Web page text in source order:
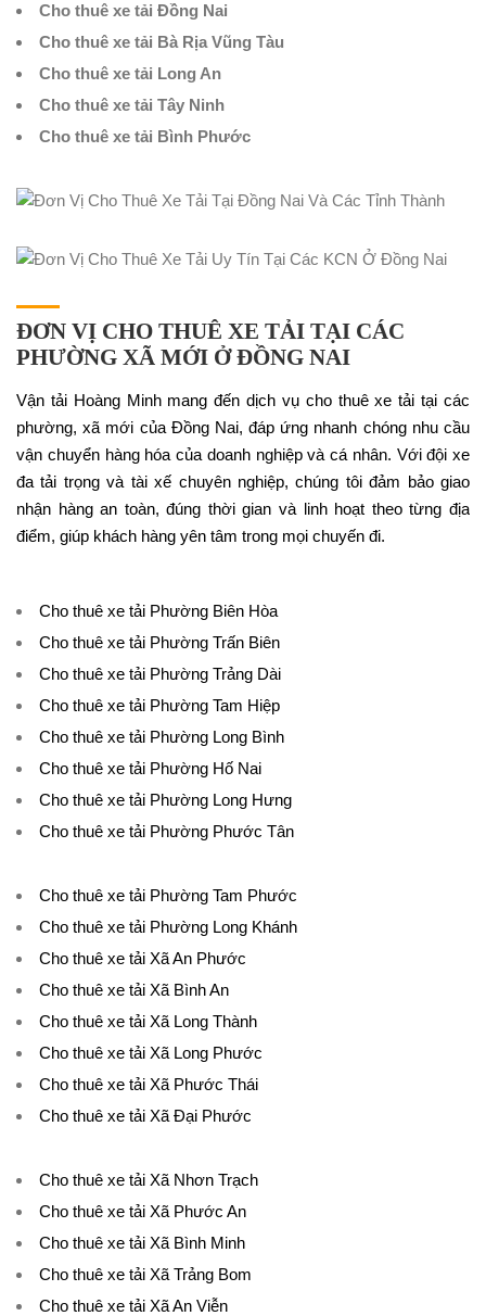
Cho thuê xe tải Đồng Nai
Cho thuê xe tải Bà Rịa Vũng Tàu
Cho thuê xe tải Long An
Cho thuê xe tải Tây Ninh
Cho thuê xe tải Bình Phước
ĐƠN VỊ CHO THUÊ XE TẢI TẠI CÁC
PHƯỜNG XÃ MỚI Ở ĐỒNG NAI
Vận tải Hoàng Minh mang đến dịch vụ cho thuê xe tải tại các
phường, xã mới của Đồng Nai, đáp ứng nhanh chóng nhu cầu
vận chuyển hàng hóa của doanh nghiệp và cá nhân. Với đội xe
đa tải trọng và tài xế chuyên nghiệp, chúng tôi đảm bảo giao
nhận hàng an toàn, đúng thời gian và linh hoạt theo từng địa
điểm, giúp khách hàng yên tâm trong mọi chuyến đi.
Cho thuê xe tải Phường Biên Hòa
Cho thuê xe tải Phường Trấn Biên
Cho thuê xe tải Phường Trảng Dài
Cho thuê xe tải Phường Tam Hiệp
Cho thuê xe tải Phường Long Bình
Cho thuê xe tải Phường Hố Nai
Cho thuê xe tải Phường Long Hưng
Cho thuê xe tải Phường Phước Tân
Cho thuê xe tải Phường Tam Phước
Cho thuê xe tải Phường Long Khánh
Cho thuê xe tải Xã An Phước
Cho thuê xe tải Xã Bình An
Cho thuê xe tải Xã Long Thành
Cho thuê xe tải Xã Long Phước
Cho thuê xe tải Xã Phước Thái
Cho thuê xe tải Xã Đại Phước
Cho thuê xe tải Xã Nhơn Trạch
Cho thuê xe tải Xã Phước An
Cho thuê xe tải Xã Bình Minh
Cho thuê xe tải Xã Trảng Bom
Cho thuê xe tải Xã An Viễn